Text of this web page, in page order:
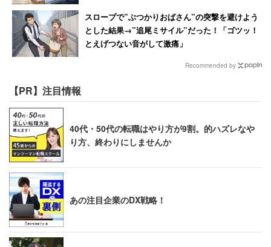
スロープで”ぶつかりおばさん”の突撃を避けよう
とした結果→”追尾ミサイル”だった！「ゴツッ！
とえげつない音がして激痛」
Recommended by
【PR】注目情報
40代・50代の転職はやり方が9割。的ハズレなや
り方、終わりにしませんか
あの注目企業のDX戦略！